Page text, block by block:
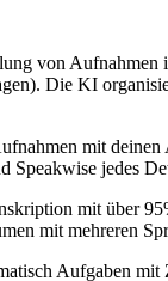
von Aufnahmen
Die KI
mit
Speakwise jedes
mit über
mit mehreren
Aufgaben